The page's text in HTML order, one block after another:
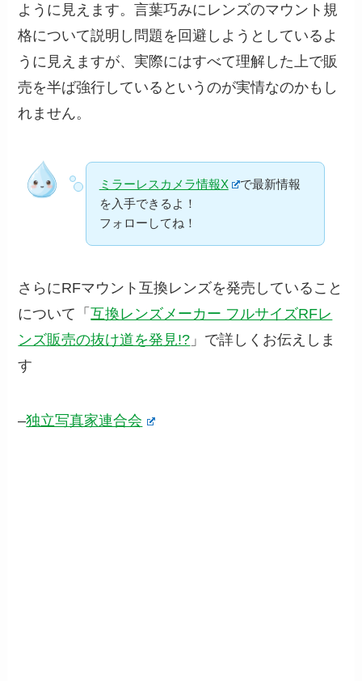
ように見えます。言葉巧みにレンズのマウント規
格について説明し問題を回避しようとしているよ
うに見えますが、実際にはすべて理解した上で販
売を半ば強行しているというのが実情なのかもし
れません。
ミラーレスカメラ情報X
で最新情報
を入手できるよ！
フォローしてね！
さらにRFマウント互換レンズを発売していること
について「互換レンズメーカー フルサイズRFレ
ンズ販売の抜け道を発見!? 」で詳しくお伝えしま
す
–独立写真家連合会